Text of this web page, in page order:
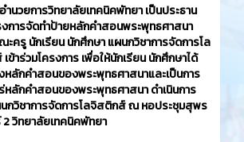
นวยการวิทยาลัยเทคนิคพัทยา เป็นประธาน
งการจัดทำป้ายหลักคำสอนพระพุทธศาสนา
ะครู นักเรียน นักศึกษา แผนกวิชาการจัดการโล
ข้าร่วมโครงการ เพื่อให้นักเรียน นักศึกษาได้
หลักคำสอนของพระพุทธศาสนาและเป็นการ
หลักคำสอนของพระพุทธศาสนา ดำเนินการ
กวิชาการจัดการโลจิสติกส์ ณ หอประชุมสุพร
วิทยาลัยเทคนิคพัทยา